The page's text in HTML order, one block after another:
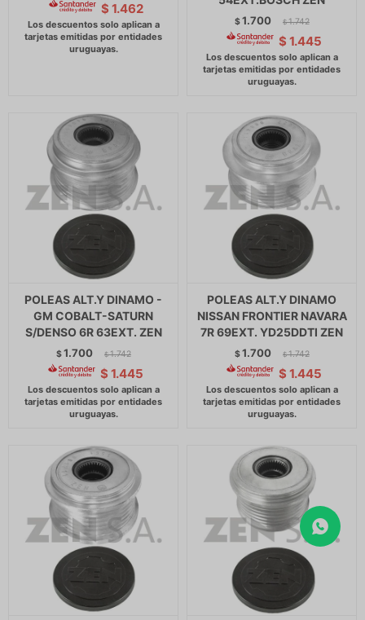
$ 1.462
$1.700 $ 1.742
$ 1.445
POLEAS ALT.Y DINAMO -
GM COBALT-SATURN
S/DENSO 6R 63EXT. ZEN
$1.700 $ 1.742
$ 1.445
POLEAS ALT.Y DINAMO
NISSAN FRONTIER NAVARA
7R 69EXT. YD25DDTI ZEN
$1.700 $ 1.742
$ 1.445